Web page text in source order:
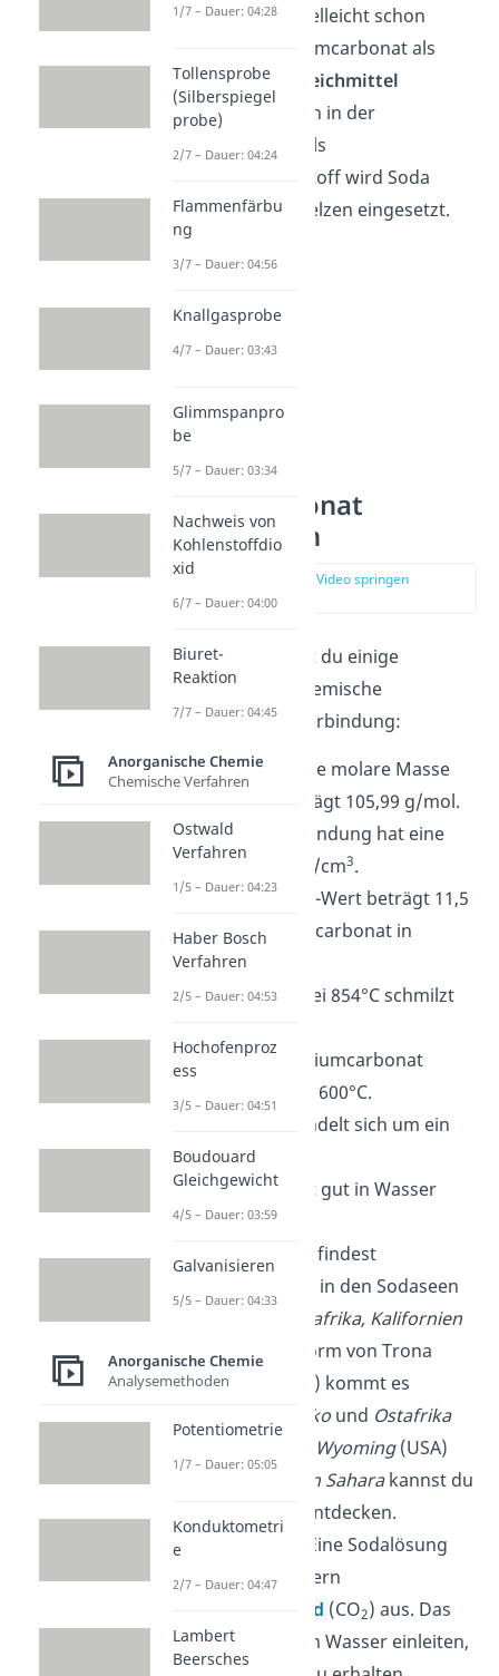
Wie dir die Namen vielleicht schon
verraten, wird Natriumcarbonat als
Reinigungs– oder
Bleichmittel
verwendet. Aber auch in der
Glasindustrieoder als
Lebensmittelzusatzstoff wird Soda
häufig für Glasschmelzen eingesetzt.
Natriumcarbonat
Eigenschaften
zur Stelle im Video springen
(00:42)
Im Folgenden findest du einige
physikalische und chemische
Eigenschaften der Verbindung:
Molare Masse
: Die molare Masse
beträgt 105,99 g/mol.
Dichte: Die Verbindung hat eine
Dichte von 3,58 g/cm3.
pH-Wert : Der pH-Wert beträgt 11,5
(bei 50 g Natriumcarbonat in
Wasser).
Schmelzpunkt
: Bei 854°C schmilzt
Siedepunkt: Natriumcarbonat
zersetzt sich bei 1600°C.
: Es handelt sich um ein
weißes Pulver.
Löslichkeit: Es ist gut in Wasser
löslich.
Vorkommen
: Du findest
Natriumcarbonat in den Sodaseen
Ägypten, Ostafrika, Kalifornien
und
Mexiko
. In Form von Trona
(seltenes Mineral) kommt es
Mexikound Ostafrika
Wyoming(USA)
südlichen Saharakannst du
die Verbindung entdecken.
Wissenswertes
: Eine Sodalösung
perlt beim Ansäuern
Kohlenstoffdioxid (CO2) aus. Das
kannst du dann in Wasser einleiten,
1/7 – Dauer: 04:28
Tollensprobe
(Silberspiegel
probe)
2/7 – Dauer: 04:24
Flammenfärbu
ng
3/7 – Dauer: 04:56
Knallgasprobe
4/7 – Dauer: 03:43
Glimmspanpro
be
5/7 – Dauer: 03:34
Nachweis von
Kohlenstoffdio
xid
6/7 – Dauer: 04:00
Biuret-
Reaktion
7/7 – Dauer: 04:45
Anorganische Chemie
Chemische Verfahren
Ostwald
Verfahren
1/5 – Dauer: 04:23
Haber Bosch
Verfahren
2/5 – Dauer: 04:53
Hochofenproz
ess
3/5 – Dauer: 04:51
Boudouard
Gleichgewicht
4/5 – Dauer: 03:59
Galvanisieren
5/5 – Dauer: 04:33
Anorganische Chemie
Analysemethoden
Potentiometrie
1/7 – Dauer: 05:05
Konduktometri
e
2/7 – Dauer: 04:47
Lambert
Beersches